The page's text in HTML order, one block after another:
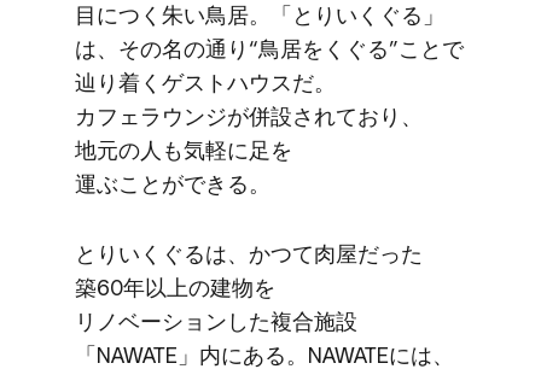
目に​つく​朱い​鳥居。​「とりいく​ぐる」
は、​その名の​通り“鳥居を​くぐる​”ことで​
辿り着く​ゲストハウスだ。​
カフェラウンジが​併設されており、​
地元の​人も​気軽に​足を​
運ぶことができる。
とりいく​ぐるは、​かつて​肉屋だった​
築60年以上の​建物を​
リノベーションした​複合施設​
「NAWATE」内に​ある。​NAWATEには、​